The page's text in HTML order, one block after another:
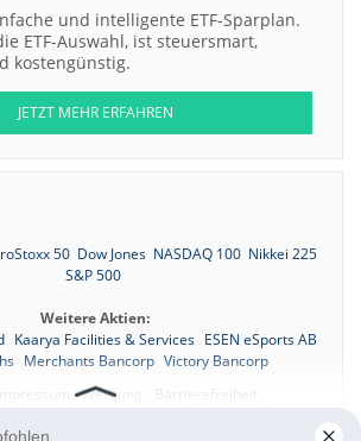
und intelligente ETF-Sparplan.
ETF-Auswahl, ist steuersmart,
kostengünstig.
JETZT MEHR ERFAHREN
50 Dow Jones NASDAQ 100 Nikkei 225
S&P 500
Weitere Aktien:
Kaarya Facilities & Services ESEN eSports AB
Merchants Bancorp Victory Bancorp
-Werbung
Barrierefreiheit
- Disclaimer Privatsphäre-Einstellungen